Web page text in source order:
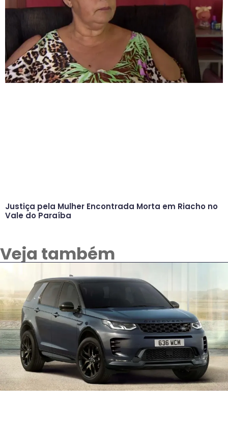
Justiça pela Mulher Encontrada Morta em Riacho no
Vale do Paraíba
Veja também